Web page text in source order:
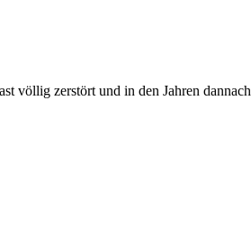
völlig zerstört und in den Jahren